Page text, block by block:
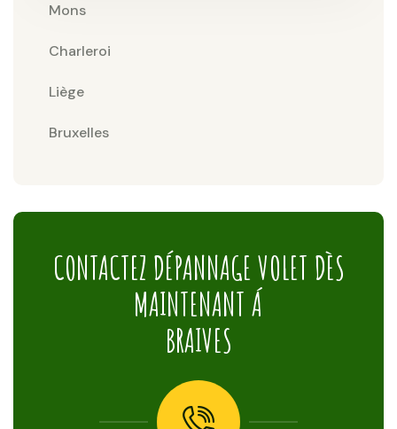
Mons
Charleroi
Liège
Bruxelles
CONTACTEZ DÉPANNAGE VOLET DÈS
MAINTENANT Á
BRAIVES